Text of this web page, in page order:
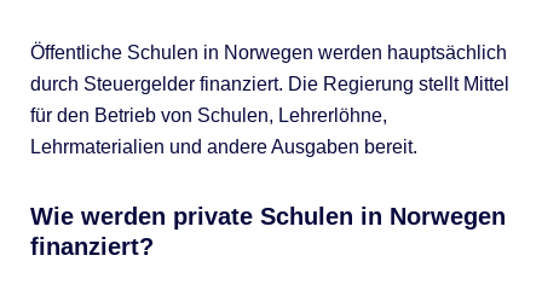
Öffentliche Schulen in Norwegen werden hauptsächlich
durch Steuergelder finanziert. Die Regierung stellt Mittel
für den Betrieb von Schulen, Lehrerlöhne,
Lehrmaterialien und andere Ausgaben bereit.
Wie werden private Schulen in Norwegen
finanziert?